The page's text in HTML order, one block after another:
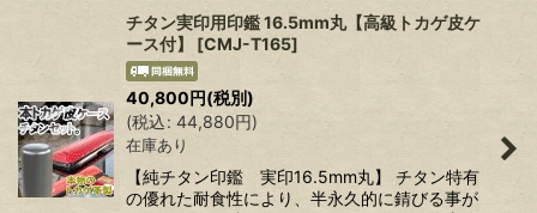
チタン実印用印鑑 16.5mm丸【高級トカゲ皮ケ
ース付】
[CMJ-T165]
40,800円(税別)
(税込: 44,880円)
在庫あり
【純チタン印鑑 実印16.5mm丸】 チタン特有
の優れた耐食性により、半永久的に錆びる事が